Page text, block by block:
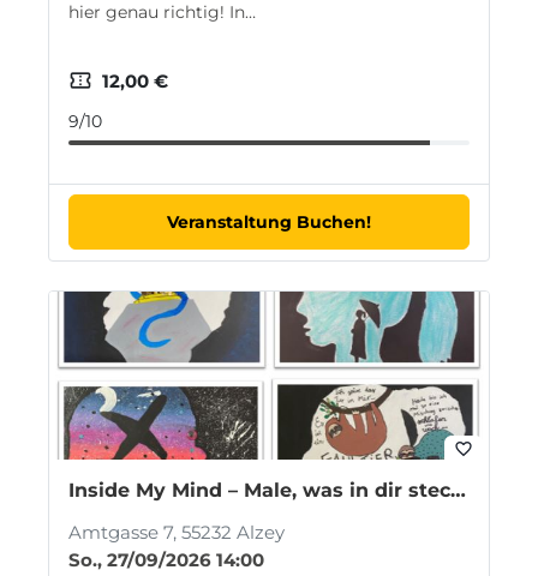
hier genau richtig! In…
confirmation_number 12,00 €
9/10
Veranstaltung Buchen!
favorite_border
Inside My Mind – Male, was in dir steckt (ab 10 Jahren)
Amtgasse 7, 55232 Alzey
So., 27/09/2026 14:00